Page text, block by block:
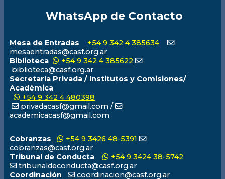
WhatsApp de Contacto
Mesa de Entradas
+54 9 342 4 385634
mesaentradas@casf.org.ar
Biblioteca
+54 9 342 4 385622
biblioteca@casf.org.ar
Secretaría Privada / Institutos y Comisiones/
Académica
+54 9 342 4 480398
privadacasf@gmail.com /
academicacasf@gmail.com
Cobranzas
+54 9 3426 48-5391
cobranzas@casf.org.ar
Tribunal de Conducta
+54 9 3424 38-5742
tribunaldeconducta@casf.org.ar
Coordinación
coordinacion@casf.org.ar